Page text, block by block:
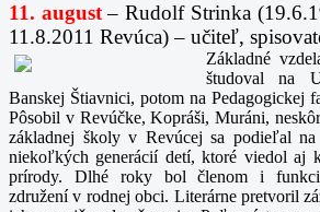
11. august – Rudolf Strinka
11.8.2011 Revúca) – učiteľ,
Základné
študoval na
Banskej Štiavnici, potom na Pedagogickej
Pôsobil v Revúčke, Kopráši, Muráni,
základnej školy v Revúcej sa podieľal
niekoľkých generácií detí, ktoré viedol aj
prírody. Dlhé roky bol členom i
združení v rodnej obci. Literárne pretvoril